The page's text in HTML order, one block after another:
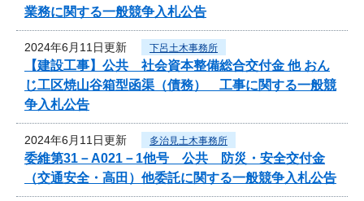
業務に関する一般競争入札公告
2024年6月11日更新 下呂土木事務所
【建設工事】公共 社会資本整備総合交付金 他 おん
じ工区焼山谷箱型函渠（債務） 工事に関する一般競
争入札公告
2024年6月11日更新 多治見土木事務所
委維第31－A021－1他号 公共 防災・安全交付金
（交通安全・高田）他委託に関する一般競争入札公告